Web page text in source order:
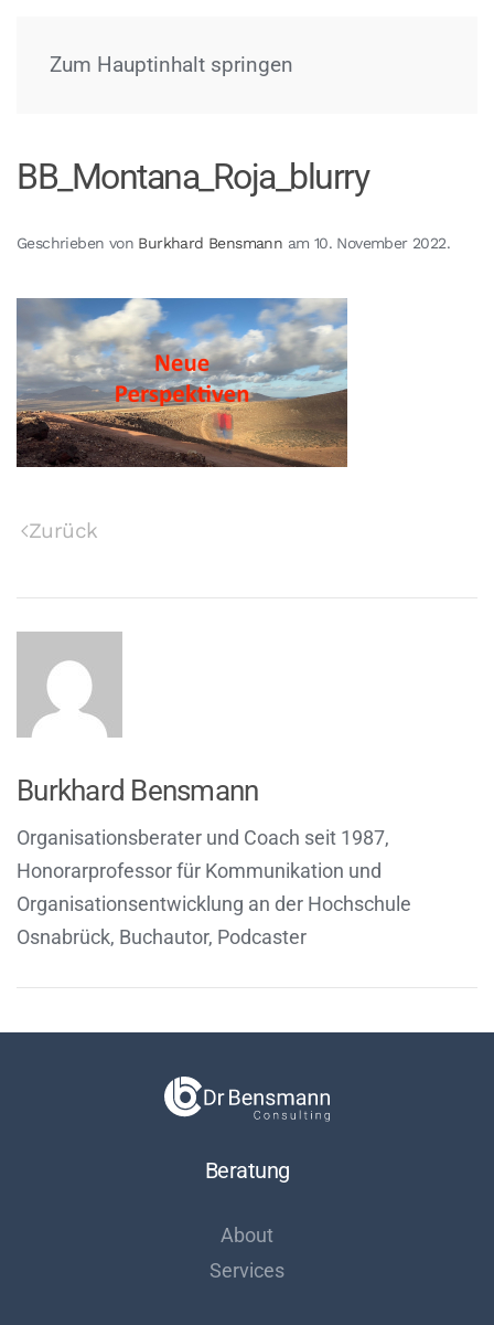
Zum Hauptinhalt springen
BB_Montana_Roja_blurry
Geschrieben von Burkhard Bensmann am 10. November 2022.
Zurück
Burkhard Bensmann
Organisationsberater und Coach seit 1987,
Honorarprofessor für Kommunikation und
Organisationsentwicklung an der Hochschule
Osnabrück, Buchautor, Podcaster
Beratung
About
Services